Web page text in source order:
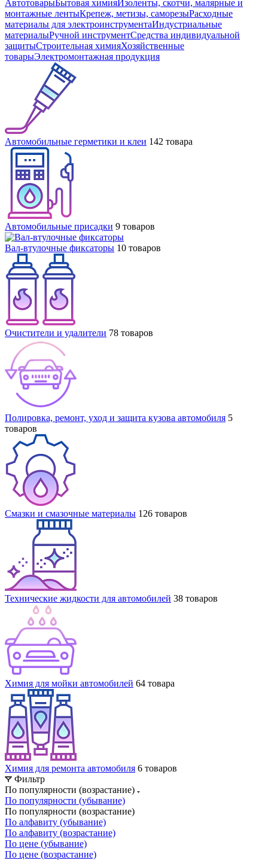
АвтотоварыБытовая химияИзоленты, скотчи, малярные и
монтажные лентыКрепеж, метизы, саморезыРасходные
материалы для электроинструментаИндустриальные
материалыРучной инструментСредства индивидуальной
защитыСтроительная химияХозяйственные
товарыЭлектромонтажная продукция
Автомобильные герметики и клеи 142 товара
Автомобильные присадки 9 товаров
Вал-втулочные фиксаторы 10 товаров
Очистители и удалители 78 товаров
Полировка, ремонт, уход и защита кузова автомобиля 5
товаров
Смазки и смазочные материалы 126 товаров
Технические жидкости для автомобилей 38 товаров
Химия для мойки автомобилей 64 товара
Химия для ремонта автомобиля 6 товаров
Фильтр
По популярности (возрастание)
По популярности (убывание)
По популярности (возрастание)
По алфавиту (убывание)
По алфавиту (возрастание)
По цене (убывание)
По цене (возрастание)